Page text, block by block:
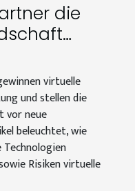
die
virtuelle
und stellen die
vor neue
beleuchtet, wie
Risiken virtuelle